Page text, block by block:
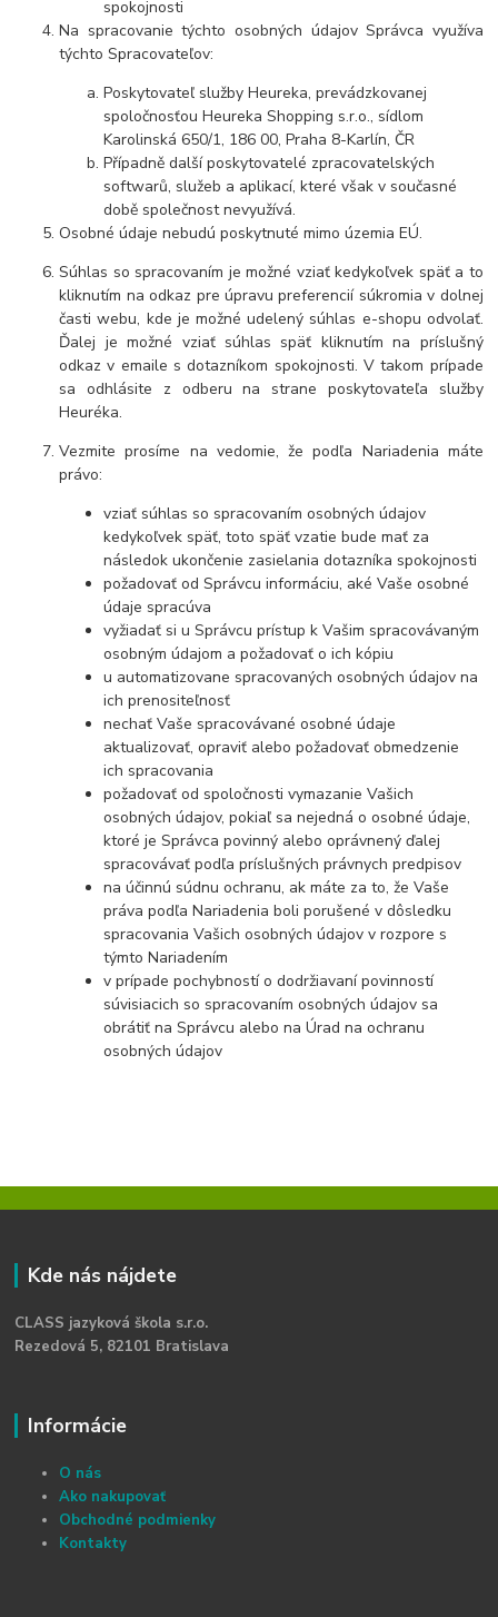
spokojnosti
Na spracovanie týchto osobných údajov Správca využíva
týchto Spracovateľov:
Poskytovateľ služby Heureka, prevádzkovanej
spoločnosťou Heureka Shopping s.r.o., sídlom
Karolinská 650/1, 186 00, Praha 8-Karlín, ČR
Případně další poskytovatelé zpracovatelských
softwarů, služeb a aplikací, které však v současné
době společnost nevyužívá.
Osobné údaje nebudú poskytnuté mimo územia EÚ.
Súhlas so spracovaním je možné vziať kedykoľvek späť a to
kliknutím na odkaz pre úpravu preferencií súkromia v dolnej
časti webu, kde je možné udelený súhlas e-shopu odvolať.
Ďalej je možné vziať súhlas späť kliknutím na príslušný
odkaz v emaile s dotazníkom spokojnosti. V takom prípade
sa odhlásite z odberu na strane poskytovateľa služby
Heuréka.
Vezmite prosíme na vedomie, že podľa Nariadenia máte
právo:
vziať súhlas so spracovaním osobných údajov
kedykoľvek späť, toto späť vzatie bude mať za
následok ukončenie zasielania dotazníka spokojnosti
požadovať od Správcu informáciu, aké Vaše osobné
údaje spracúva
vyžiadať si u Správcu prístup k Vašim spracovávaným
osobným údajom a požadovať o ich kópiu
u automatizovane spracovaných osobných údajov na
ich prenositeľnosť
nechať Vaše spracovávané osobné údaje
aktualizovať, opraviť alebo požadovať obmedzenie
ich spracovania
požadovať od spoločnosti vymazanie Vašich
osobných údajov, pokiaľ sa nejedná o osobné údaje,
ktoré je Správca povinný alebo oprávnený ďalej
spracovávať podľa príslušných právnych predpisov
na účinnú súdnu ochranu, ak máte za to, že Vaše
práva podľa Nariadenia boli porušené v dôsledku
spracovania Vašich osobných údajov v rozpore s
týmto Nariadením
v prípade pochybností o dodržiavaní povinností
súvisiacich so spracovaním osobných údajov sa
obrátiť na Správcu alebo na Úrad na ochranu
osobných údajov
Kde nás nájdete
CLASS jazyková škola s.r.o.
Rezedová 5, 82101 Bratislava
Informácie
O nás
Ako nakupovať
Obchodné podmienky
Kontakty